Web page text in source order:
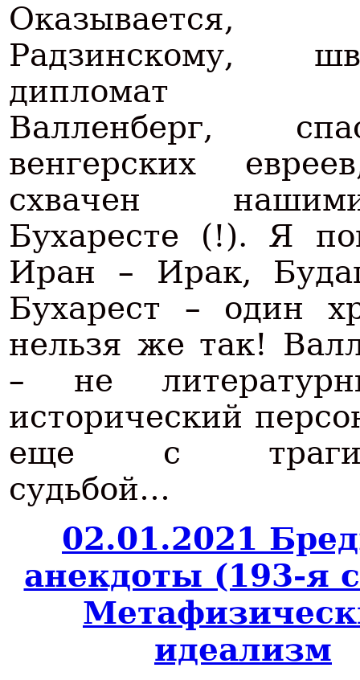
Радзинскому,
дипломат
Валленберг,
венгерских
схвачен
Бухаресте (!). Я
Иран – Ирак,
Бухарест – один
нельзя же так!
– не
исторический
еще с
судьбой…
02.01.2021
анекдоты (193-я
идеализм